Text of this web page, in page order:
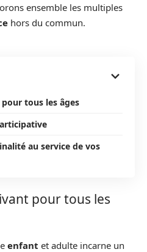
ensemble les multiples
hors du commun.
tous les âges
au service de vos
pour tous les
enfant et adulte incarne un